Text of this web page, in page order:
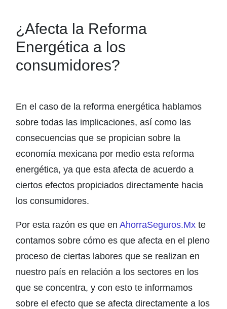
¿Afecta la Reforma
Energética a los
consumidores?
En el caso de la reforma energética hablamos
sobre todas las implicaciones, así como las
consecuencias que se propician sobre la
economía mexicana por medio esta reforma
energética, ya que esta afecta de acuerdo a
ciertos efectos propiciados directamente hacia
los consumidores.
Por esta razón es que en AhorraSeguros.Mx te
contamos sobre cómo es que afecta en el pleno
proceso de ciertas labores que se realizan en
nuestro país en relación a los sectores en los
que se concentra, y con esto te informamos
sobre el efecto que se afecta directamente a los